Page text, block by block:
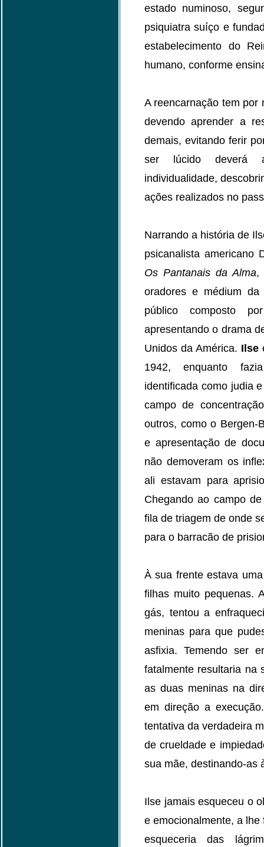
estado numinoso,
psiquiatra suíço e
estabelecimento do
humano, conforme
A reencarnação tem por
devendo aprender a
demais, evitando ferir
ser lúcido deverá
individualidade,
ações realizados no
Narrando a história de
psicanalista americano
Os Pantanais da Alma,
oradores e médium da
público composto
apresentando o drama
Unidos da América. Ilse
1942, enquanto
identificada como judia
campo de
outros, como o Bergen-
e apresentação de
não demoveram os
ali estavam para
Chegando ao campo
fila de triagem de onde
para o barracão de
À sua frente estava
filhas muito pequenas.
gás, tentou a
meninas para que
asfixia. Temendo ser
fatalmente resultaria na
as duas meninas na
em direção a
tentativa da verdadeira
de crueldade e
sua mãe, destinando-as
Ilse jamais esqueceu o
e emocionalmente, a
esqueceria das